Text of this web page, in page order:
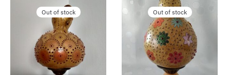
Out of stock Out of stock